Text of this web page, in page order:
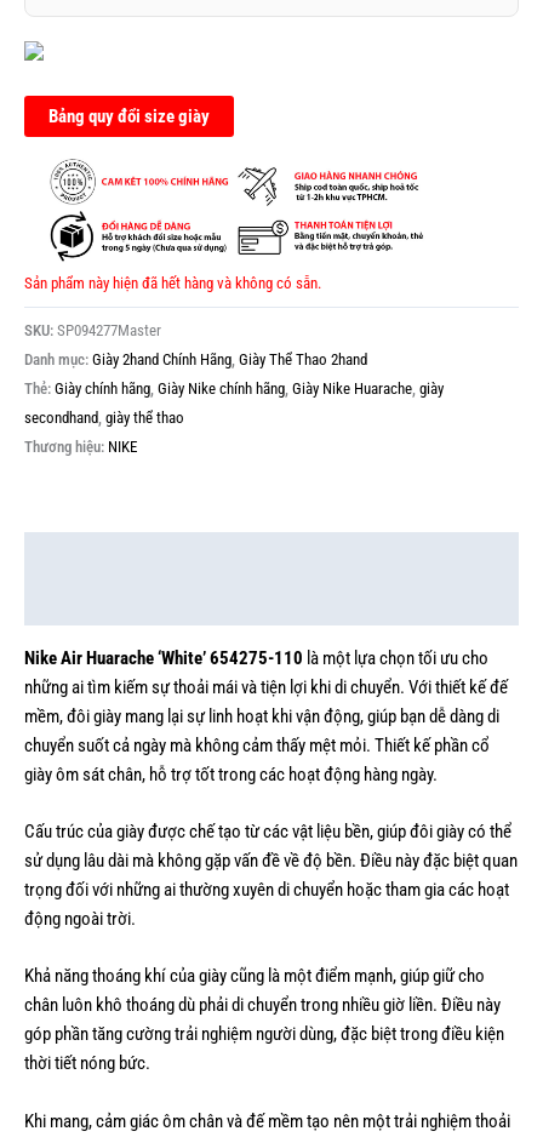
0.0
sao
Bảng quy đổi size giày
Sản phẩm này hiện đã hết hàng và không có sẵn.
SKU: SP094277Master
Danh mục: Giày 2hand Chính Hãng Giày Thể Thao 2hand
Thẻ: Giày chính hãng Giày Nike chính hãng Giày Nike Huarache giày
secondhand giày thể thao
Thương hiệu: NIKE
Nike Air Huarache ‘White’ 654275-110 là một lựa chọn tối ưu cho
những ai tìm kiếm sự thoải mái và tiện lợi khi di chuyển. Với thiết kế đế
mềm, đôi giày mang lại sự linh hoạt khi vận động, giúp bạn dễ dàng di
chuyển suốt cả ngày mà không cảm thấy mệt mỏi. Thiết kế phần cổ
giày ôm sát chân, hỗ trợ tốt trong các hoạt động hàng ngày.
Cấu trúc của giày được chế tạo từ các vật liệu bền, giúp đôi giày có thể
sử dụng lâu dài mà không gặp vấn đề về độ bền. Điều này đặc biệt quan
trọng đối với những ai thường xuyên di chuyển hoặc tham gia các hoạt
động ngoài trời.
Khả năng thoáng khí của giày cũng là một điểm mạnh, giúp giữ cho
chân luôn khô thoáng dù phải di chuyển trong nhiều giờ liền. Điều này
góp phần tăng cường trải nghiệm người dùng, đặc biệt trong điều kiện
thời tiết nóng bức.
Khi mang, cảm giác ôm chân và đế mềm tạo nên một trải nghiệm thoải